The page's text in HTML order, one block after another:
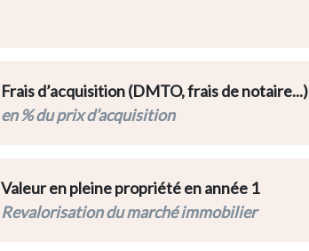
Frais d’acquisition (DMTO, frais de notaire...)
en % du prix d’acquisition
Valeur en pleine propriété en année 1
Revalorisation du marché immobilier